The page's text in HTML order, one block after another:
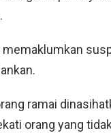
memaklumkan
ramai
orang yang